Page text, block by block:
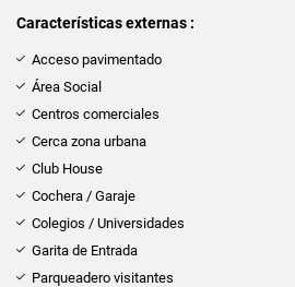
Características externas :
Acceso pavimentado
Área Social
Centros comerciales
Cerca zona urbana
Club House
Cochera / Garaje
Colegios / Universidades
Garita de Entrada
Parqueadero visitantes